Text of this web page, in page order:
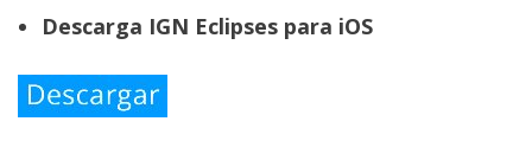
Descarga IGN Eclipses para iOS